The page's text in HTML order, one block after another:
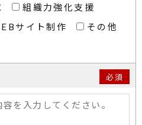
組織力強化支援
サイト制作 その他
必須